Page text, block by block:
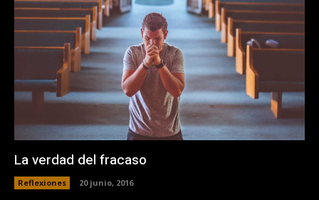
La verdad del fracaso
Reflexiones 20 junio, 2016